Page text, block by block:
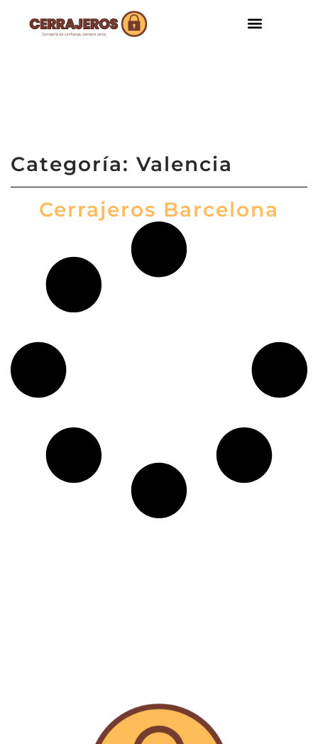
Categoría: Valencia
Cerrajeros Barcelona